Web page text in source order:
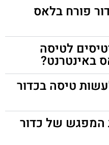
פורח בלאס
לטיסה
באינטרנט?
טיסה בכדור
המפגש של כדור